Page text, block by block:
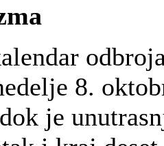
8.
je